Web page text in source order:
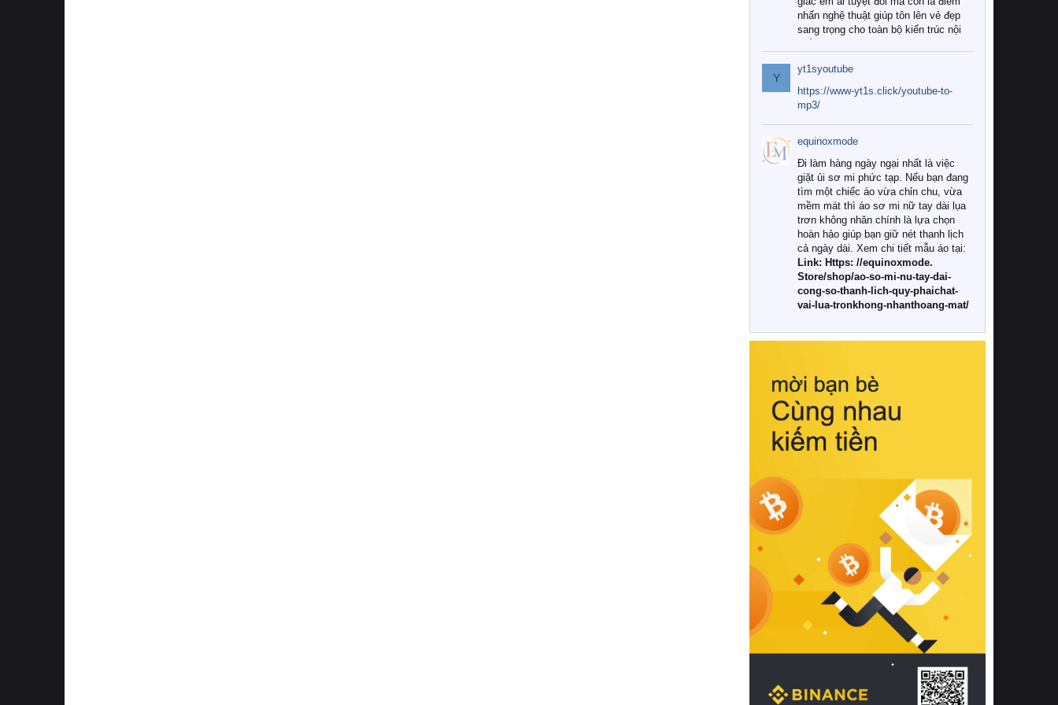
nhấn nghệ thuật giúp tôn lên vẻ đẹp
sang trọng cho toàn bộ kiến trúc nội
Tuy nhiên, giữa thị trường đa dạng
với vô vàn thương hiệu và mẫu mã
như hiện nay, làm thế nào để chọn
được những bộ chăn ga gối đệm cao
cấp thực sự chất lượng, phù hợp với
khí hậu và nhu cầu sử dụng của gia
đình? Hãy cùng chúng tôi đi tìm lời
giải đáp chi tiết qua bài viết dưới đây.
1. Tại sao các gia đình hiện đại lại ưa
chuộng chăn ga gối đệm cao cấp?
Khác với các dòng sản phẩm thông
thường, những bộ chăn ga gối đệm
cao cấp trải qua quy trình sản xuất
nghiêm ngặt từ khâu chọn lọc nguyên
liệu tự nhiên đến công nghệ dệt
nhuộm hiện đại không chứa hóa chất
này, bạn sẽ cảm nhận rõ rệt sự khác
hồi chuẩn xác của phần đệm nâng đỡ
cột sống.
Bên cạnh đó, việc lựa chọn các dòng
sản phẩm đạt chuẩn chất lượng quốc
tế còn giúp ngăn ngừa tình trạng kích
khuẩn và nấm mốc trong điều kiện
thời tiết nóng ẩm. Bạn có thể tìm hiểu
thêm các nghiên cứu khoa học về tác
động của giấc ngủ và môi trường
phòng ngủ đối với sức khỏe con
người tại Sleep Foundation (External
Link) để có cái nhìn toàn diện hơn.
2. Các tiêu chí vàng khi lựa chọn
chăn ga gối đệm cao cấp cho phòng
ngủ
Để sở hữu một bộ chăn ga gối đệm
cao cấp hoàn hảo cả về thẩm mỹ lẫn
công năng, người tiêu dùng cần cân
nhắc kỹ lưỡng các tiêu chí quan trọng
Y
yt1syoutube
https://www-yt1s.click/youtube-to-
mp3/
equinoxmode
Đi làm hàng ngày ngại nhất là việc
giặt ủi sơ mi phức tạp. Nếu bạn đang
tìm một chiếc áo vừa chỉn chu, vừa
mềm mát thì áo sơ mi nữ tay dài lụa
trơn không nhăn chính là lựa chọn
hoàn hảo giúp bạn giữ nét thanh lịch
cả ngày dài. Xem chi tiết mẫu áo tại:
Link: Https: //equinoxmode.
Store/shop/ao-so-mi-nu-tay-dai-
cong-so-thanh-lich-quy-phaichat-
vai-lua-tronkhong-nhanthoang-mat/